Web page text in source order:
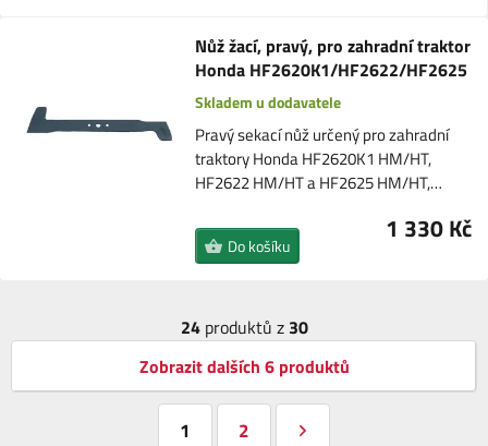
Nůž žací, pravý, pro zahradní traktor
Honda HF2620K1/HF2622/HF2625
Skladem u dodavatele
Pravý sekací nůž určený pro zahradní
traktory Honda HF2620K1 HM/HT,
HF2622 HM/HT a HF2625 HM/HT,…
1 330 Kč
Do košíku
24produktů z 30
Zobrazit dalších 6 produktů
1 2